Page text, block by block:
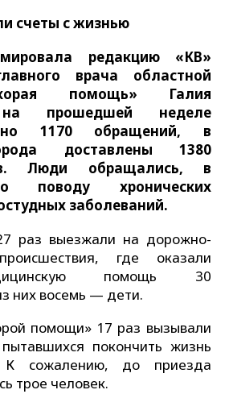
счеты с жизнью
редакцию «КВ»
врача областной
помощь» Галия
на прошедшей неделе
1170 обращений, в
доставлены 1380
Люди обращались, в
поводу хронических
заболеваний.
раз выезжали на дорожно-
где оказали
помощь 30
них восемь — дети.
помощи» 17 раз вызывали
покончить жизнь
К сожалению, до приезда
трое человек.